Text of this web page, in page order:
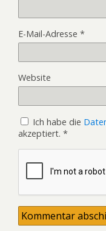
E-Mail-Adresse *
Website
Ich habe die
akzeptiert. *